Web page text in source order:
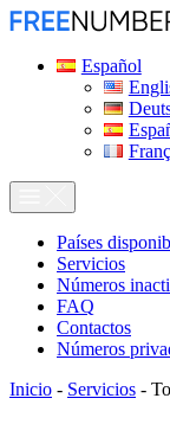
Español
Países
Servicios
Números
FAQ
Contactos
Números
Inicio - Servicios -